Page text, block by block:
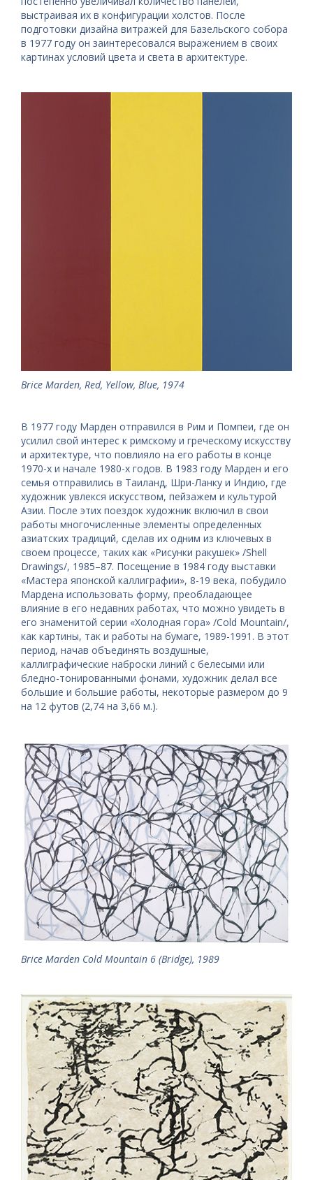
выстраивая их в конфигурации холстов. После
подготовки дизайна витражей для Базельского собора
в 1977 году он заинтересовался выражением в своих
картинах условий цвета и света в архитектуре.
Brice Marden, Red, Yellow, Blue, 1974
В 1977 году Марден отправился в Рим и Помпеи, где он
усилил свой интерес к римскому и греческому искусству
и архитектуре, что повлияло на его работы в конце
1970-х и начале 1980-х годов. В 1983 году Марден и его
семья отправились в Таиланд, Шри-Ланку и Индию, где
художник увлекся искусством, пейзажем и культурой
Азии. После этих поездок художник включил в свои
работы многочисленные элементы определенных
азиатских традиций, сделав их одним из ключевых в
своем процессе, таких как «Рисунки ракушек» /Shell
Drawings/, 1985–87. Посещение в 1984 году выставки
«Мастера японской каллиграфии», 8-19 века, побудило
Мардена использовать форму, преобладающее
влияние в его недавних работах, что можно увидеть в
его знаменитой серии «Холодная гора» /Cold Mountain/,
как картины, так и работы на бумаге, 1989-1991. В этот
период, начав объединять воздушные,
каллиграфические наброски линий с белесыми или
бледно-тонированными фонами, художник делал все
большие и большие работы, некоторые размером до 9
на 12 футов (2,74 на 3,66 м.).
Brice Marden Cold Mountain 6 (Bridge), 1989